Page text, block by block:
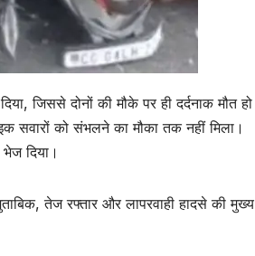
जिससे दोनों की मौके पर ही दर्दनाक मौत हो
सवारों को संभलने का मौका तक नहीं मिला।
दिया।
तेज रफ्तार और लापरवाही हादसे की मुख्य